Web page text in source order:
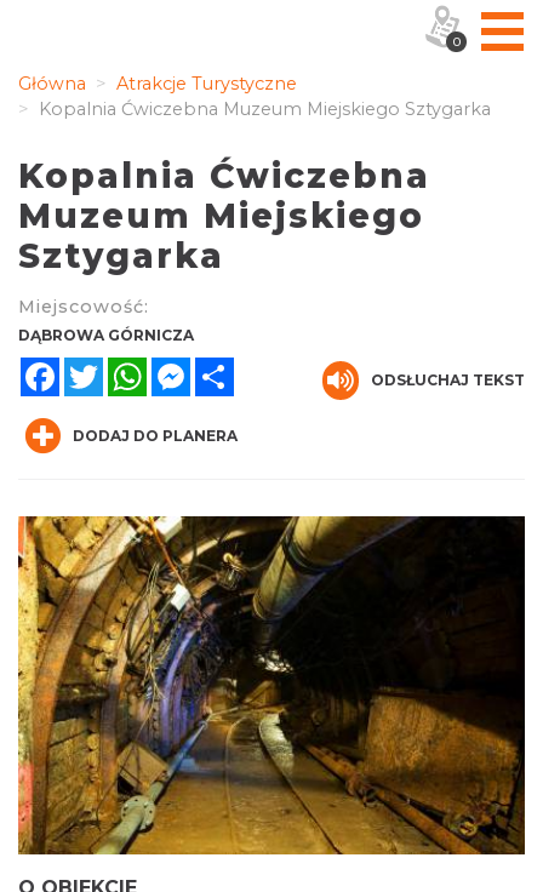
Główna
Atrakcje Turystyczne
Kopalnia Ćwiczebna Muzeum Miejskiego Sztygarka
Kopalnia Ćwiczebna
Muzeum Miejskiego
Sztygarka
Miejscowość:
DĄBROWA GÓRNICZA
FacebookTwitterWhatsAppMessenger
ODSŁUCHAJ TEKST
DODAJ DO PLANERA
O OBIEKCIE
0